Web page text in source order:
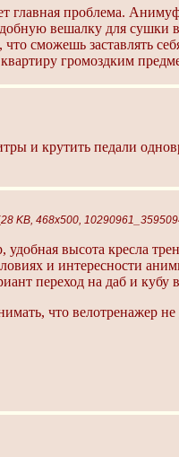
главная проблема.
вешалку для сушки
сможешь заставлять
громоздким
и крутить педали
28 KB, 468x500,
высота кресла
и интересности
переход на даб и кубу
что велотренажер